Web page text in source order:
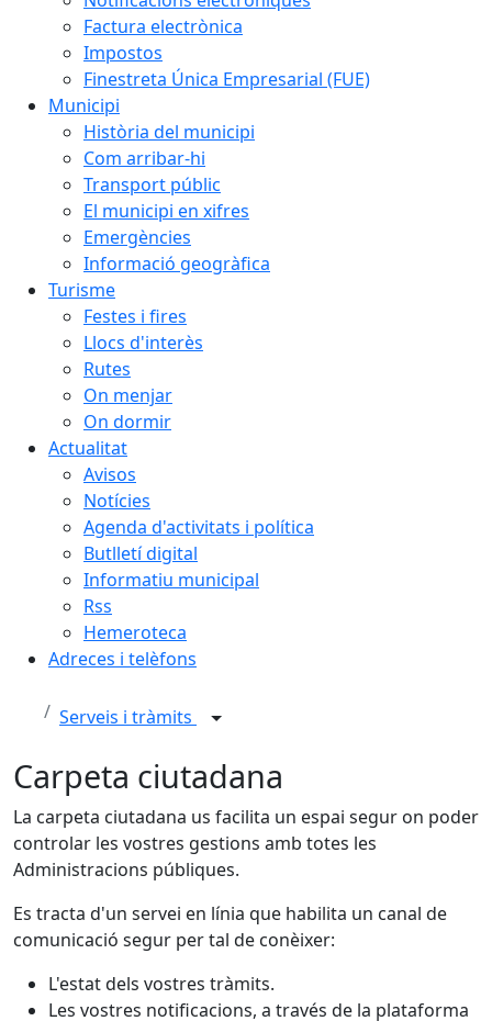
Factura electrònica
Impostos
Finestreta Única Empresarial (FUE)
Municipi
Història del municipi
Com arribar-hi
Transport públic
El municipi en xifres
Emergències
Informació geogràfica
Turisme
Festes i fires
Llocs d'interès
Rutes
On menjar
On dormir
Actualitat
Avisos
Notícies
Agenda d'activitats i política
Butlletí digital
Informatiu municipal
Rss
Hemeroteca
Adreces i telèfons
Serveis i tràmits
Carpeta ciutadana
La carpeta ciutadana us facilita un espai segur on poder
controlar les vostres gestions amb totes les
Administracions públiques.
Es tracta d'un servei en línia que habilita un canal de
comunicació segur per tal de conèixer:
L'estat dels vostres tràmits.
Les vostres notificacions, a través de la plataforma